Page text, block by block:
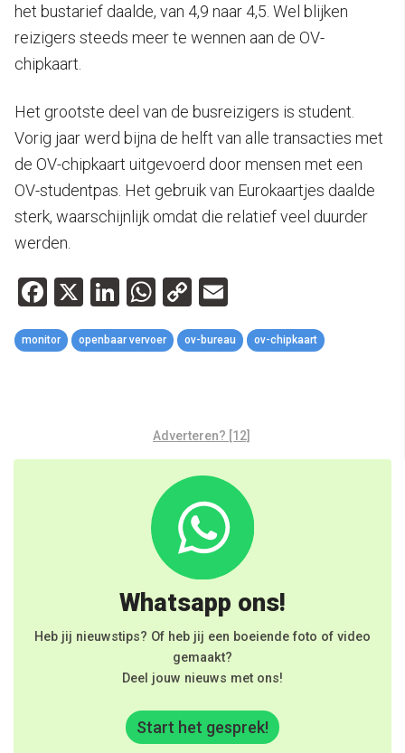
het bustarief daalde, van 4,9 naar 4,5. Wel blijken
reizigers steeds meer te wennen aan de OV-
chipkaart.
Het grootste deel van de busreizigers is student.
Vorig jaar werd bijna de helft van alle transacties met
de OV-chipkaart uitgevoerd door mensen met een
OV-studentpas. Het gebruik van Eurokaartjes daalde
sterk, waarschijnlijk omdat die relatief veel duurder
werden.
Facebook
X LinkedIn
WhatsApp
Copy
Link
monitor openbaar vervoer ov-bureau ov-chipkaart
Adverteren? [12]
Whatsapp ons!
Heb jij nieuwstips? Of heb jij een boeiende foto of video
gemaakt?
Deel jouw nieuws met ons!
Start het gesprek!